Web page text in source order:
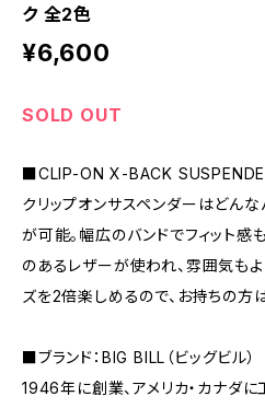
ク 全2色
¥6,600
SOLD OUT
■CLIP-ON X-BACK
クリップオンサスペンダーはどん
が可能。幅広のバンドでフィット感
のあるレザーが使われ、雰囲気も
ズを2倍楽しめるので、お持ちの方
■ブランド：BIG BILL（ビッグビル）
1946年に創業、アメリカ・カナダに